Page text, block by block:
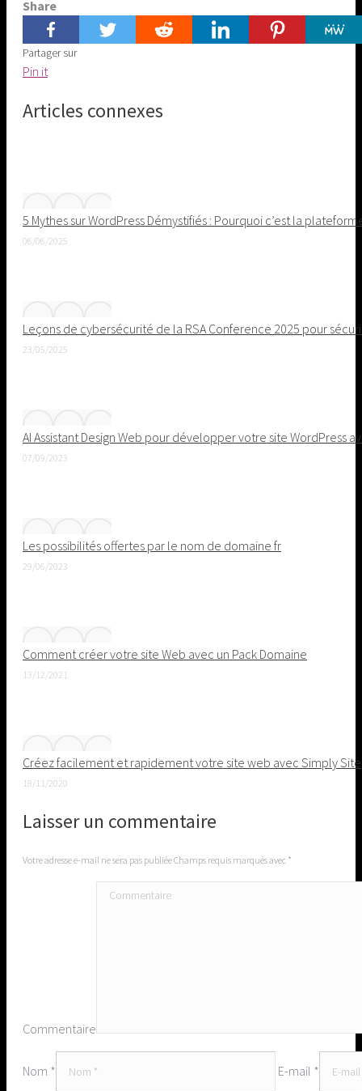
Share
Partager sur
Pin itShare
Pinterest
Articles connexes
5 Mythes sur WordPress Démystifiés : Pourquoi c’est la
06/06/2025
Leçons de cybersécurité de la RSA Conference 2025 pour
23/05/2025
AI Assistant Design Web pour développer votre site WordPress
07/09/2023
Les possibilités offertes par le nom de domaine fr
29/06/2023
Comment créer votre site Web avec un Pack Domaine
13/12/2021
Créez facilement et rapidement votre site web avec Simply Site
18/11/2020
Laisser un commentaire
Votre adresse e-mail ne sera pas publiée Champs requis marqués avec *
Commentaire
Nom * E-mail *